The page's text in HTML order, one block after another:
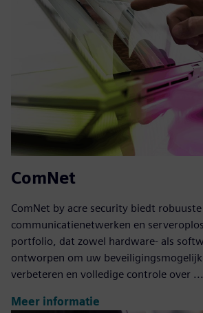
ComNet
ComNet by acre security biedt robuuste
communicatienetwerken en
portfolio, dat zowel hardware- als
ontworpen om uw
verbeteren en volledige controle over ...
Meer informatie